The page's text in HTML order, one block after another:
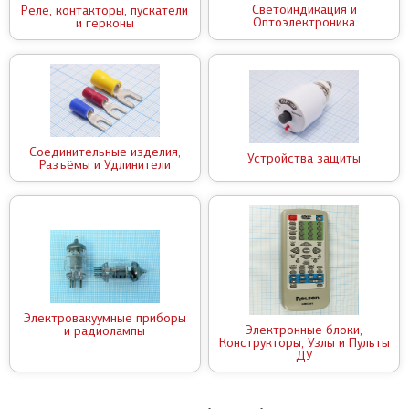
Реле, контакторы, пускатели
и герконы
Светоиндикация и
Оптоэлектроника
Соединительные изделия,
Разъёмы и Удлинители
Устройства защиты
Электровакуумные приборы
и радиолампы
Электронные блоки,
Конструкторы, Узлы и Пульты
ДУ